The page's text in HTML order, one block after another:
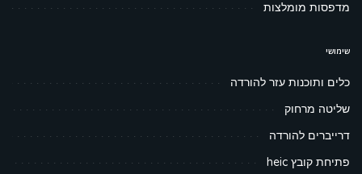
מדפסות מומלצות
שימושי
כלים ותוכנות עזר להורדה
שליטה מרחוק
דרייברים להורדה
פתיחת קובץ heic